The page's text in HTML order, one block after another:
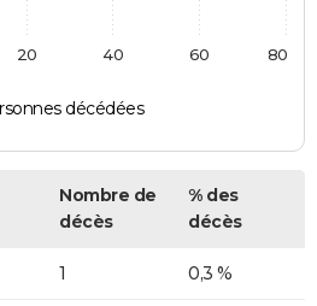
décédées
20 40 60 80
Nombre de
décès
% des
décès
1 0,3 %